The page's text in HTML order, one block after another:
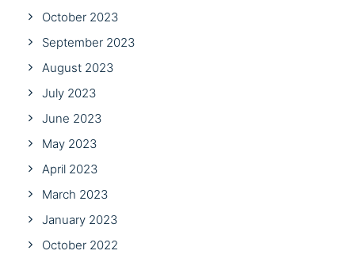
October 2023
September 2023
August 2023
July 2023
June 2023
May 2023
April 2023
March 2023
January 2023
October 2022